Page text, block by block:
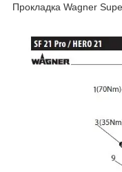
Прокладка Wagner